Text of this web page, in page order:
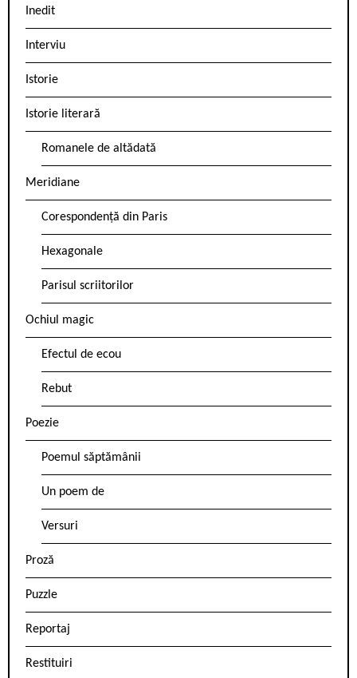
Inedit
Interviu
Istorie
Istorie literară
Romanele de altădată
Meridiane
Corespondență din Paris
Hexagonale
Parisul scriitorilor
Ochiul magic
Efectul de ecou
Rebut
Poezie
Poemul săptămânii
Un poem de
Versuri
Proză
Puzzle
Reportaj
Restituiri